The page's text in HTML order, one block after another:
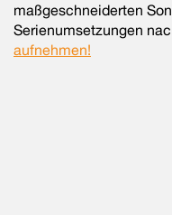
maßgeschneiderten
Serienumsetzungen
aufnehmen!